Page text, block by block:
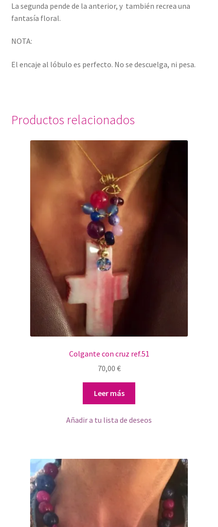
La segunda pende de la anterior, y también recrea una
fantasía floral.
NOTA:
El encaje al lóbulo es perfecto. No se descuelga, ni pesa.
Productos relacionados
Colgante con cruz ref.51
70,00 €
Leer más
Añadir a tu lista de deseos